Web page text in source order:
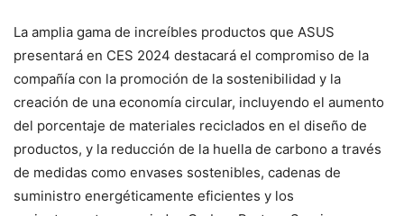
La amplia gama de increíbles productos que ASUS
presentará en CES 2024 destacará el compromiso de la
compañía con la promoción de la sostenibilidad y la
creación de una economía circular, incluyendo el aumento
del porcentaje de materiales reciclados en el diseño de
productos, y la reducción de la huella de carbono a través
de medidas como envases sostenibles, cadenas de
suministro energéticamente eficientes y los